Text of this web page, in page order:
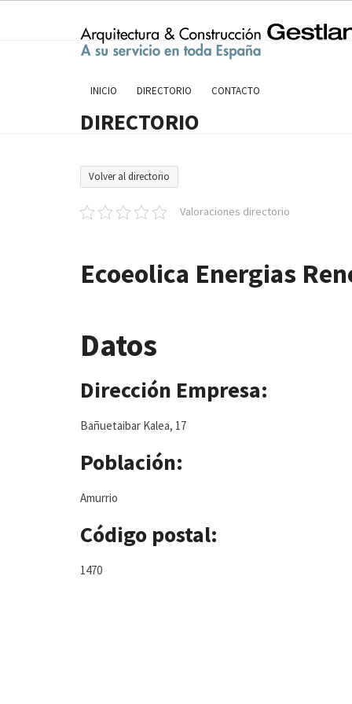
INICIO DIRECTORIO CONTACTO
DIRECTORIO
Volver al directorio
Valoraciones directorio
Ecoeolica Energias
Datos
Dirección Empresa:
Bañuetaibar Kalea, 17
Población:
Amurrio
Código postal:
1470